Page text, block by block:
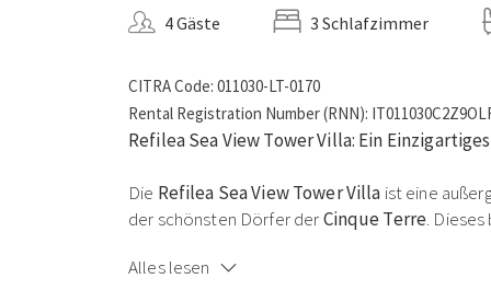
4 Gäste 3 Schlafzimmer
CITRA Code: 011030-LT-0170
Rental Registration Number (RNN):
Refilea Sea View Tower Villa: Ein
Die Refilea Sea View Tower Villa ist eine
der schönsten Dörfer derCinque Terre.
jeden Gast in seinen Bann zieht.
Alles lesen